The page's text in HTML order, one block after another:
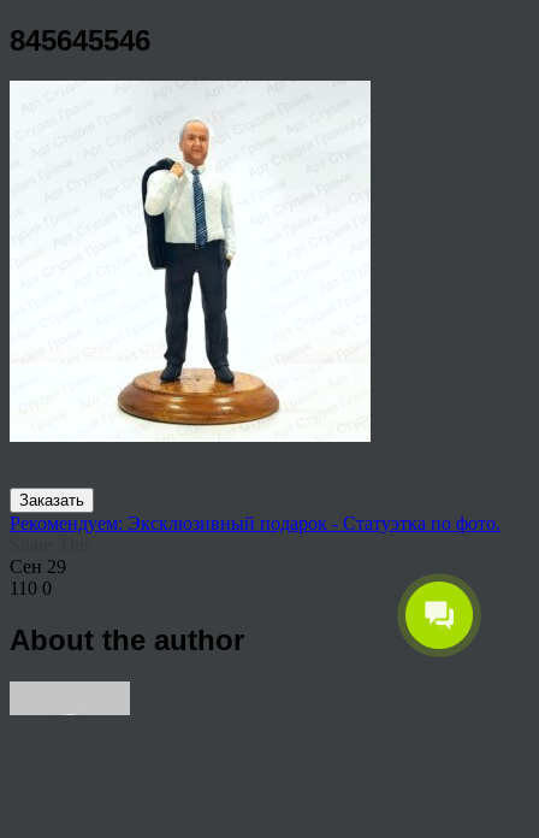
845645546
Заказать
Рекомендуем: Эксклюзивный подарок - Статуэтка по фото.
Сен 29
110 0
About the author